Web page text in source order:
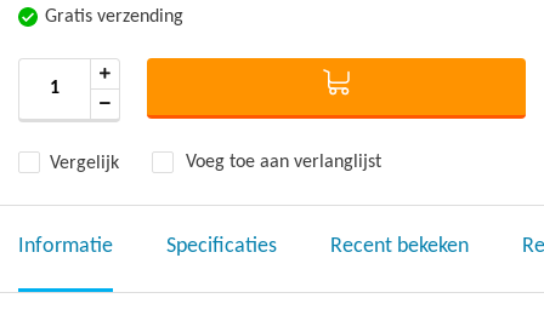
Gratis verzending
Vergelijk Voeg toe aan verlanglijst
Informatie Specificaties Recent bekeken